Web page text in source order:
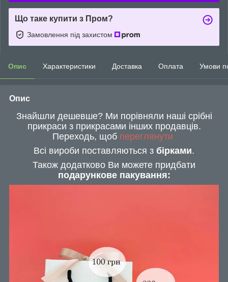
Що таке купити з Пром?
Замовлення під захистом
Опис Характеристики Доставка Оплата Умови
Опис
Знайшли дешевше? Ми порівняли наші срібні
прикраси з прикрасами інших продавців.
Переходь, щоб переглянути
Всі вироби поставляються з бірками.
Також додатково Ви можете придбати
подарункове пакування: